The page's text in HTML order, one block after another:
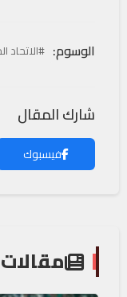
الوسوم: #الاتحاد
شارك المقال
فيسبوك